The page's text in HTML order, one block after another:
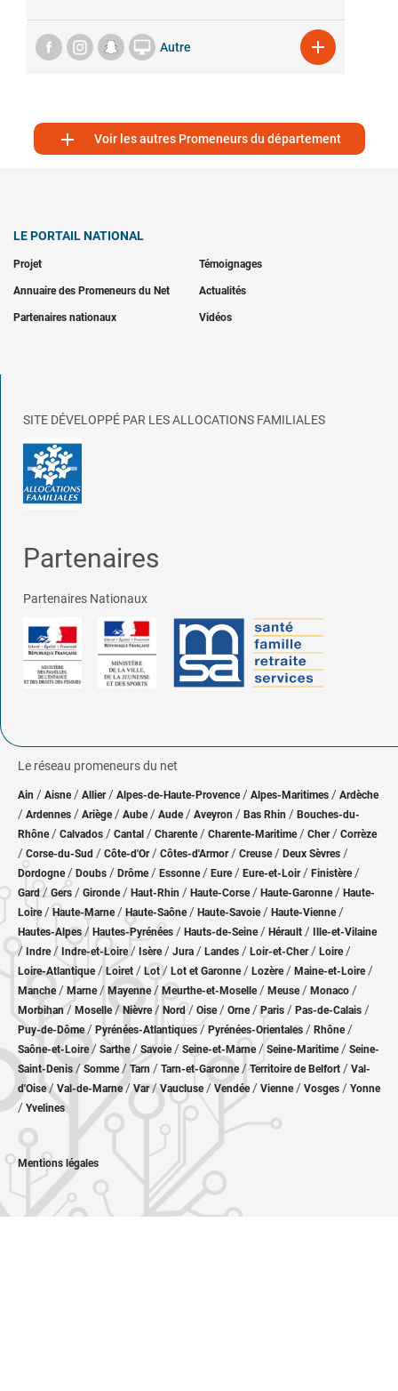
 Autre 
 Voir les autres Promeneurs du département
LE PORTAIL NATIONAL
Projet Témoignages
Annuaire des Promeneurs du Net Actualités
Partenaires nationaux Vidéos
SITE DÉVELOPPÉ PAR LES ALLOCATIONS FAMILIALES
Partenaires
Partenaires Nationaux
Le réseau promeneurs du net
Ain / Aisne/ Allier/ Alpes-de-Haute-Provence / Alpes-Maritimes / Ardèche
/ Ardennes / Ariège/ Aube/ Aude / Aveyron / Bas Rhin / Bouches-du-
Rhône/ Calvados / Cantal / Charente / Charente-Maritime/ Cher / Corrèze
/ Corse-du-Sud / Côte-d'Or / Côtes-d'Armor/ Creuse/ Deux Sèvres /
Dordogne/ Doubs / Drôme/ Essonne / Eure/ Eure-et-Loir / Finistère/
Gard/Gers / Gironde/ Haut-Rhin / Haute-Corse/ Haute-Garonne/ Haute-
Loire/Haute-Marne/ Haute-Saône/ Haute-Savoie/ Haute-Vienne/
Hautes-Alpes/ Hautes-Pyrénées / Hauts-de-Seine/ Hérault / Ille-et-Vilaine
/ Indre/ Indre-et-Loire/ Isère/ Jura / Landes / Loir-et-Cher/ Loire/
Loire-Atlantique/ Loiret / Lot/ Lot et Garonne/ Lozère / Maine-et-Loire/
Manche/ Marne/ Mayenne/ Meurthe-et-Moselle/ Meuse/ Monaco /
Morbihan/ Moselle/ Nièvre / Nord/ Oise / Orne/Paris / Pas-de-Calais /
Puy-de-Dôme/ Pyrénées-Atlantiques / Pyrénées-Orientales / Rhône/
Saône-et-Loire/ Sarthe/ Savoie/ Seine-et-Marne/ Seine-Maritime/ Seine-
Saint-Denis /Somme/ Tarn / Tarn-et-Garonne/Territoire de Belfort / Val-
d'Oise/ Val-de-Marne/Var/Vaucluse/ Vendée/ Vienne/ Vosges / Yonne
/ Yvelines
Mentions légales